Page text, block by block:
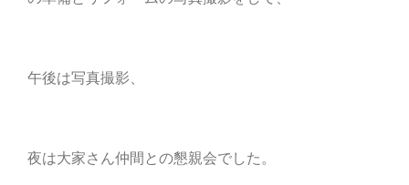
午後は写真撮影、
夜は大家さん仲間との懇親会でした。